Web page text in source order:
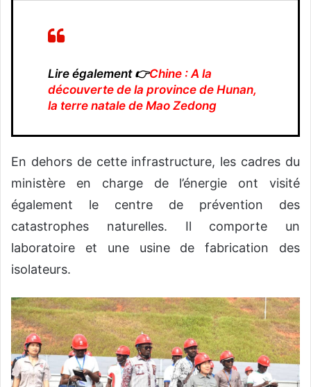
Lire également 👉Chine : A la
découverte de la province de Hunan,
la terre natale de Mao Zedong
En dehors de cette infrastructure, les cadres du
ministère en charge de l’énergie ont visité
également le centre de prévention des
catastrophes naturelles. Il comporte un
laboratoire et une usine de fabrication des
isolateurs.